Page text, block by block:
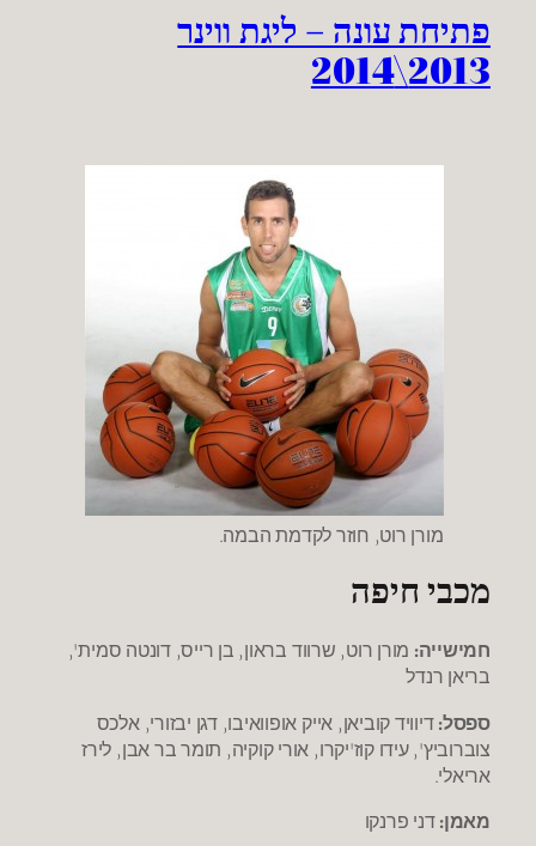
פתיחת עונה – ליגת ווינר
2013\2014
מורן רוט, חוזר לקדמת הבמה.
מכבי חיפה
חמישייה: מורן רוט, שרווד בראון, בן רייס, דונטה סמית',
בריאן רנדל
ספסל:דיוויד קוביאן, אייק אופוואיבו, דגן יבזורי, אלכס
צוברוביץ', עידו קוז'יקרו, אורי קוקיה, תומר בר אבן, לירז
אריאלי.
מאמן:דני פרנקו